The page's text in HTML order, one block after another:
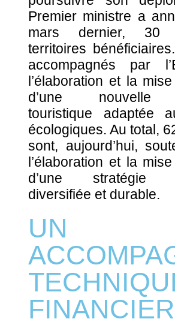
Premier ministre a
mars dernier, 30
territoires
accompagnés par
l’élaboration et la
d’une nouvelle
touristique adaptée
écologiques. Au total,
sont, aujourd’hui,
l’élaboration et la
d’une stratégie
diversifiée et durable.
UN
FINANCIER